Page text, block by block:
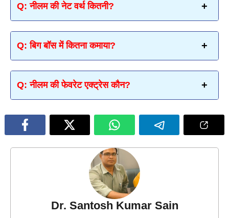
Q: नीलम की नेट वर्थ कितनी?
Q: बिग बॉस में कितना कमाया?
Q: नीलम की फेवरेट एक्ट्रेस कौन?
Dr. Santosh Kumar Sain